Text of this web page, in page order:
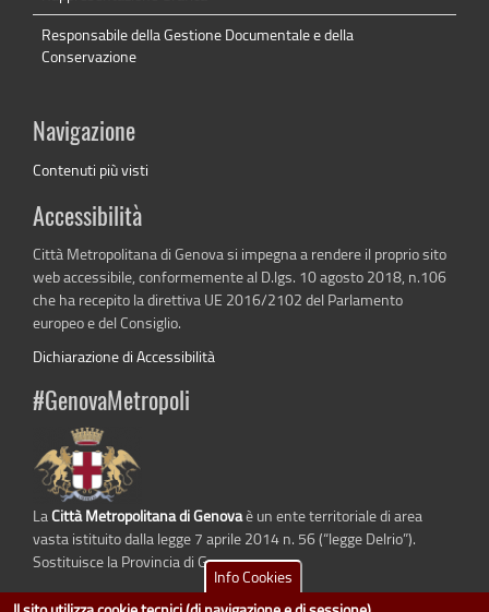
Responsabile della Gestione Documentale e della
Conservazione
Navigazione
Contenuti più visti
Accessibilità
Città Metropolitana di Genova si impegna a rendere il proprio sito
web accessibile, conformemente al D.lgs. 10 agosto 2018, n.106
che ha recepito la direttiva UE 2016/2102 del Parlamento
europeo e del Consiglio.
Dichiarazione di Accessibilità
#GenovaMetropoli
LaCittà Metropolitana di Genovaè un ente territoriale di area
vasta istituito dalla legge 7 aprile 2014 n. 56 (“legge Delrio”).
Sostituisce la Provincia di Genova.
Info Cookies